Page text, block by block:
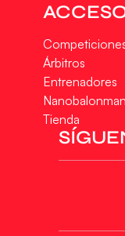
Árbitros
Entrenadores
Tienda